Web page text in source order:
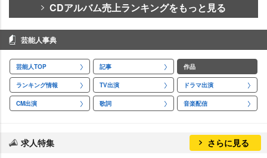
CDアルバム売上ランキングをもっと見る
芸能人事典
芸能人TOP 記事 作品
ランキング情報 TV出演 ドラマ出演
CM出演 歌詞 音楽配信
求人特集 さらに見る